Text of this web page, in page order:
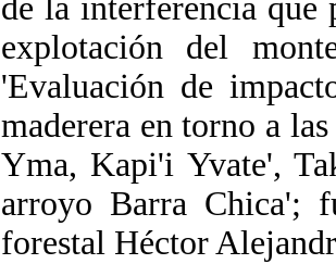
de la interferencia que
explotación del
'Evaluación de
maderera en torno a
Yma, Kapi'i Yvate',
arroyo Barra Chica';
forestal Héctor